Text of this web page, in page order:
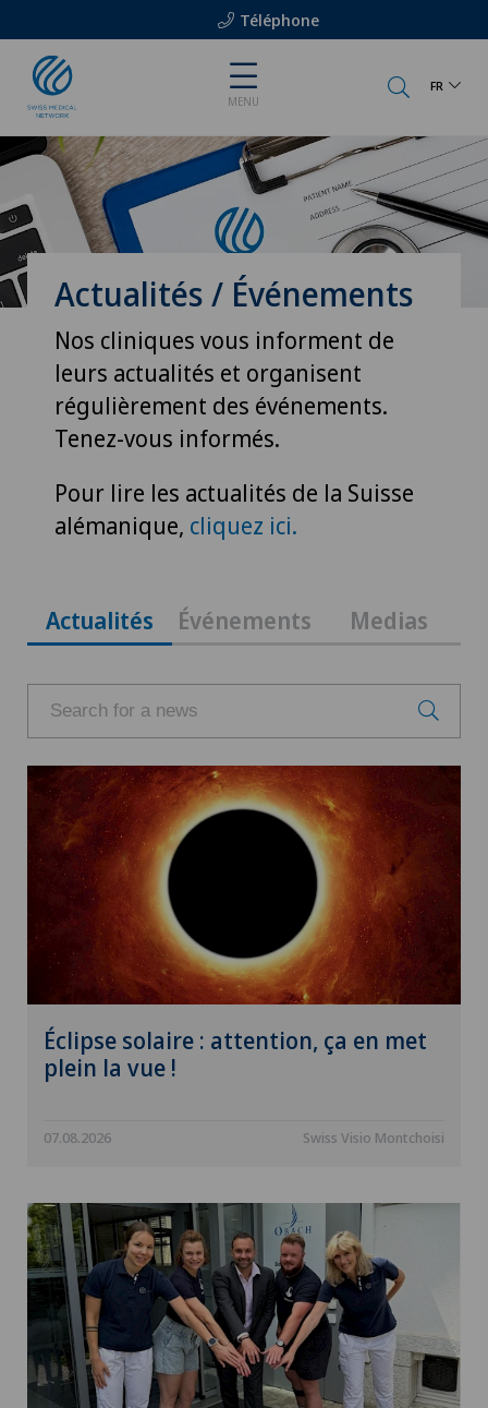
Téléphone
MENU
FR
Actualités / Événements
Nos cliniques vous informent de
leurs actualités et organisent
régulièrement des événements.
Tenez-vous informés.
Pour lire les actualités de la Suisse
alémanique, cliquez ici.
Actualités Événements Medias
Éclipse solaire : attention, ça en met
plein la vue !
07.08.2026 Swiss Visio Montchoisi